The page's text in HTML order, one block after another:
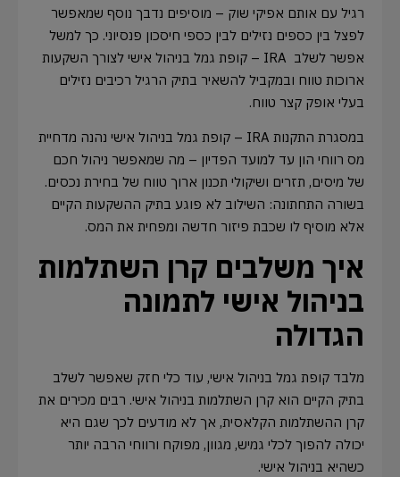
רגיל עם אותם אפיקי שוק – מוסיפים נדבך נוסף שמאפשר
לפצל בין כספים נזילים לבין כספי חיסכון פנסיוני. כך למשל
אפשר לשלב IRA – קופת גמל בניהול אישי לצורך השקעות
ארוכות טווח ובמקביל להשאיר בתיק הרגיל רכיבים נזילים
בעלי אופק קצר טווח.
במסגרת התקנות IRA – קופת גמל בניהול אישי נהנה מדחיית
מס רווחי הון עד למועד הפדיון – מה שמאפשר ניהול חכם
של מיסים, תזרים ושיקולי תכנון ארוך טווח של בחירת נכסים.
בשורה התחתונה: השילוב לא פוגע בתיק ההשקעות הקיים
אלא מוסיף לו שכבת פיזור חדשה ומפחית את המס.
איך משלבים קרן השתלמות
בניהול אישי לתמונה
הגדולה
מלבד קופת גמל בניהול אישי, עוד כלי חזק שאפשר לשלב
בתיק הקיים הוא קרן השתלמות בניהול אישי. רבים מכירים את
קרן ההשתלמות הקלאסית, אך לא מודעים לכך שגם היא
יכולה להפוך לכלי גמיש, מגוון, מפוקח ורווחי הרבה יותר
כשהיא בניהול אישי.